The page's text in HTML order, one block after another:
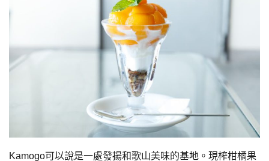
Kamogo可以說是一處發揚和歌山美味的基地。現榨柑橘果